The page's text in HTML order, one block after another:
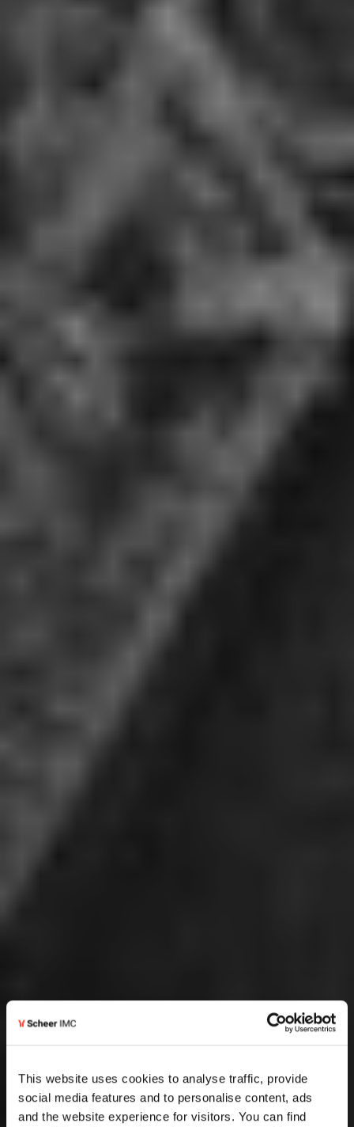
This website uses cookies to analyse traffic, provide
social media features and to personalise content, ads
and the website experience for visitors. You can find